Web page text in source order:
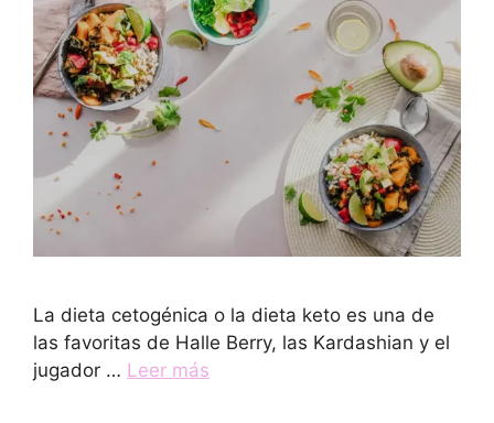
La dieta cetogénica o la dieta keto es una de
las favoritas de Halle Berry, las Kardashian y el
jugador … Leer más